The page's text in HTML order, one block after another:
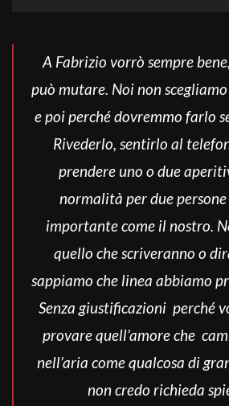
A Fabrizio vorrò sempre
può mutare. Noi non
e poi perché dovremmo farlo
Rivederlo, sentirlo al
prendere uno o due
normalità per due
importante come il nostro.
quello che scriveranno o
sappiamo che linea abbiamo
Senza giustificazioni perché
provare quell’amore che
nell’aria come qualcosa di
non credo richieda